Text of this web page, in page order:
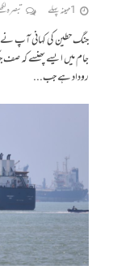
1 مہینہ پہلے تبصرہ
جنگ حطین کی کہانی آپ
جام میں ایسے پھنسے کہ
روداد ہے جب...